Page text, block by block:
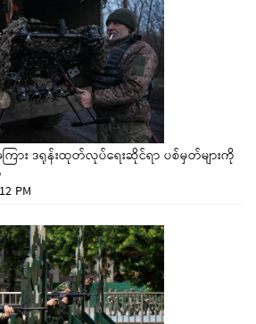
ား ဒရုန်းထုတ်လုပ်ရေးဆိုင်ရာ ပစ်မှတ်များကို
PM